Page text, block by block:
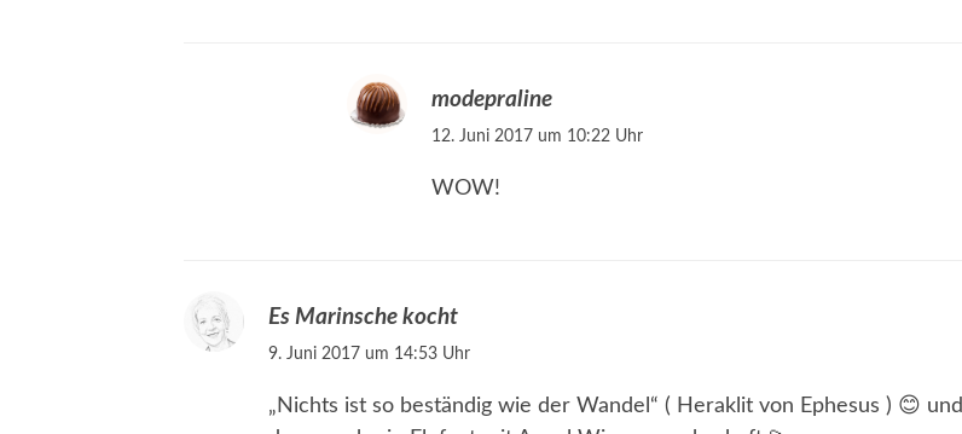
modepraline
12. Juni 2017 um 10:22 Uhr
WOW!
Es Marinsche kocht
9. Juni 2017 um 14:53 Uhr
„Nichts ist so beständig wie der Wandel“ ( Heraklit von Ephesus ) 😊 und